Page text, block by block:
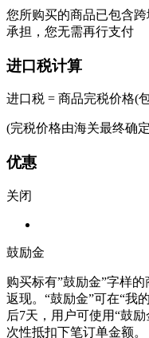
您所购买的商品已包含
承担，您无需再行支付
进口税计算
进口税 = 商品完税价格(
(完税价格由海关最终确
优惠
关闭
鼓励金
购买标有”鼓励金”字样
返现。“鼓励金”可在“我
后7天，用户可使用“鼓
次性抵扣下笔订单金额。